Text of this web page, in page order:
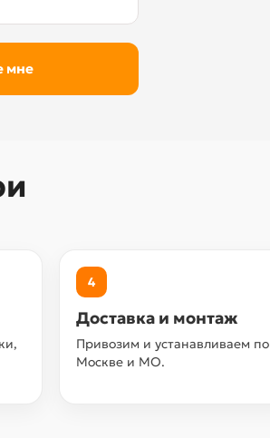
4
Доставка и монтаж
Привозим и устанавливаем по
Москве и МО.